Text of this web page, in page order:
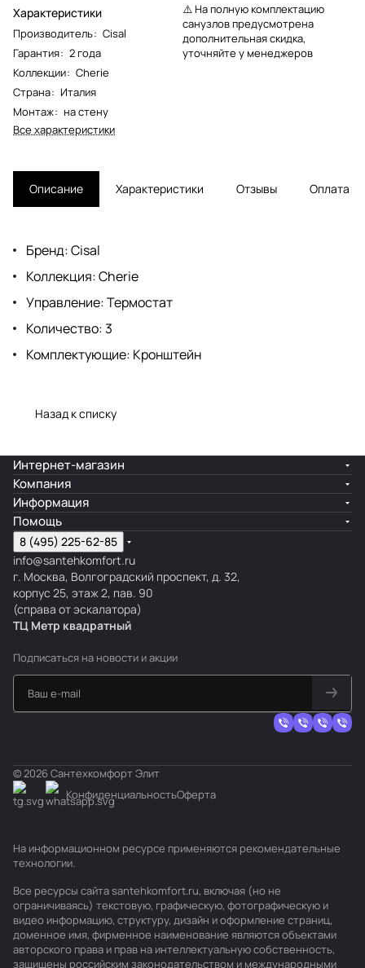
Характеристики
Производитель: Cisal
Гарантия: 2 года
Коллекции: Cherie
Страна: Италия
Монтаж: на стену
Все характеристики
⚠️ На полную комплектацию
санузлов предусмотрена
дополнительная скидка,
уточняйте у менеджеров
Описание Характеристики Отзывы Оплата
Бренд: Cisal
Коллекция: Cherie
Управление: Термостат
Количество: 3
Комплектующие: Кронштейн
Назад к списку
Интернет-магазин
Компания
Информация
Помощь
8 (495) 225-62-85
info@santehkomfort.ru
г. Москва, Волгоградский проспект, д. 32,
корпус 25, этаж 2, пав. 90
(справа от эскалатора)
ТЦ Метр квадратный
Подписаться на новости и акции
© 2026 Сантехкомфорт Элит
КонфиденциальностьОферта
На информационном ресурсе применяются рекомендательные
технологии.
Все ресурсы сайта santehkomfort.ru, включая (но не
ограничиваясь) текстовую, графическую, фотографическую и
видео информацию, структуру, дизайн и оформление страниц,
доменное имя, фирменное наименование являются объектами
авторского права и прав на интеллектуальную собственность,
защищены российским законодательством и международными